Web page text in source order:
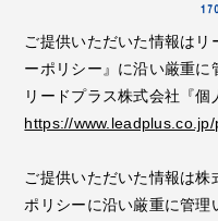
ご提供いただいた情報は
ーポリシー』に沿い厳重に
リードプラス株式会社『個
https://
ご提供いただいた情報は
ポリシーに沿い厳重に管理